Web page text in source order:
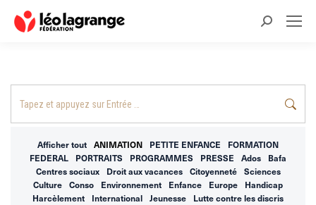
Recherche
Afficher tout ANIMATION PETITE ENFANCE
FORMATION
FEDERAL
PORTRAITS PROGRAMMES PRESSE Ados
Bafa
Centres sociaux
Droit aux vacances Citoyenneté
Sciences
Culture
Conso Environnement Enfance Europe
Handicap
Harcèlement
International Jeunesse
Lutte contre les discris